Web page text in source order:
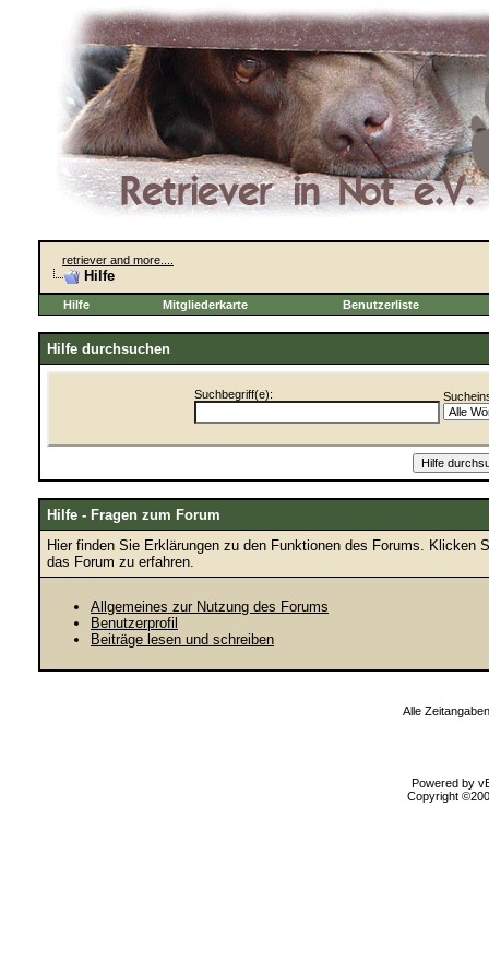
retriever and more....
Hilfe
Hilfe Mitgliederkarte Benutzerliste
Hilfe durchsuchen
Suchbegriff(e):
Hilfe - Fragen zum Forum
Hier finden Sie Erklärungen zu den Funktionen des Forums.
das Forum zu erfahren.
Allgemeines zur Nutzung des Forums
Benutzerprofil
Beiträge lesen und schreiben
Alle
Powered by
Copyright